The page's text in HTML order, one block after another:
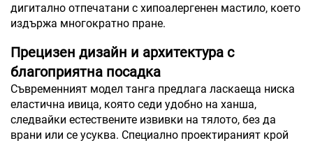
дигитално отпечатани с хипоалергенен мастило, което
издържа многократно пране.
Прецизен дизайн и архитектура с
благоприятна посадка
Съвременният модел танга предлага ласкаеща ниска
еластична ивица, която седи удобно на ханша,
следвайки естествените извивки на тялото, без да
врани или се усуква. Специално проектираният крой